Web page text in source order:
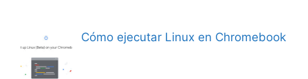
Cómo ejecutar Linux en Chromebook